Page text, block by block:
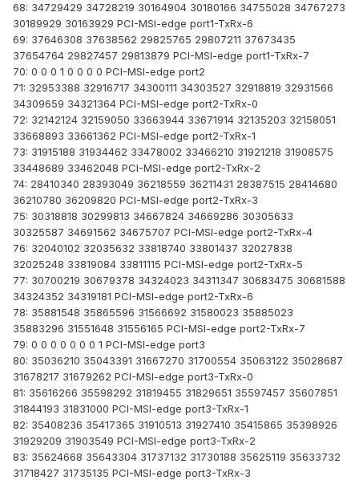
68: 34729429 34728219 30164904 30180166 34755028 34767273
30189929 30163929 PCI-MSI-edge port1-TxRx-6
69: 37646308 37638562 29825765 29807211 37673435
37654764 29827457 29813879 PCI-MSI-edge port1-TxRx-7
70: 0 0 0 1 0 0 0 0 PCI-MSI-edge port2
71: 32953388 32916717 34300111 34303527 32918819 32931566
34309659 34321364 PCI-MSI-edge port2-TxRx-0
72: 32142124 32159050 33663944 33671914 32135203 32158051
33668893 33661362 PCI-MSI-edge port2-TxRx-1
73: 31915188 31934462 33478002 33466210 31921218 31908575
33448689 33462048 PCI-MSI-edge port2-TxRx-2
74: 28410340 28393049 36218559 36211431 28387515 28414680
36210780 36209820 PCI-MSI-edge port2-TxRx-3
75: 30318818 30299813 34667824 34669286 30305633
30325587 34691562 34675707 PCI-MSI-edge port2-TxRx-4
76: 32040102 32035632 33818740 33801437 32027838
32025248 33819084 33811115 PCI-MSI-edge port2-TxRx-5
77: 30700219 30679378 34324023 34311347 30683475 30681588
34324352 34319181 PCI-MSI-edge port2-TxRx-6
78: 35881548 35865596 31566692 31580023 35885023
35883296 31551648 31556165 PCI-MSI-edge port2-TxRx-7
79: 0 0 0 0 0 0 0 1 PCI-MSI-edge port3
80: 35036210 35043391 31667270 31700554 35063122 35028687
31678217 31679262 PCI-MSI-edge port3-TxRx-0
81: 35616266 35598292 31819455 31829651 35597457 35607851
31844193 31831000 PCI-MSI-edge port3-TxRx-1
82: 35408236 35417365 31910513 31927410 35415865 35398926
31929209 31903549 PCI-MSI-edge port3-TxRx-2
83: 35624668 35643304 31737132 31730188 35625119 35633732
31718427 31735135 PCI-MSI-edge port3-TxRx-3